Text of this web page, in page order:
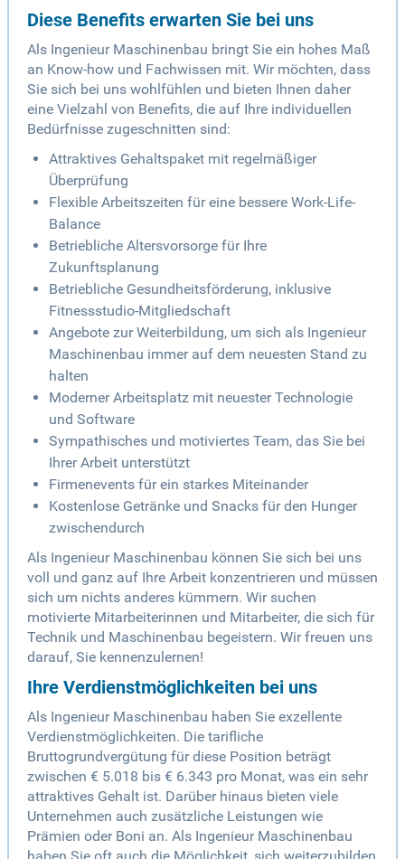
Diese Benefits erwarten Sie bei uns
Als Ingenieur Maschinenbau bringt Sie ein hohes Maß
an Know-how und Fachwissen mit. Wir möchten, dass
Sie sich bei uns wohlfühlen und bieten Ihnen daher
eine Vielzahl von Benefits, die auf Ihre individuellen
Bedürfnisse zugeschnitten sind:
Attraktives Gehaltspaket mit regelmäßiger
Überprüfung
Flexible Arbeitszeiten für eine bessere Work-Life-
Balance
Betriebliche Altersvorsorge für Ihre
Zukunftsplanung
Betriebliche Gesundheitsförderung, inklusive
Fitnessstudio-Mitgliedschaft
Angebote zur Weiterbildung, um sich als Ingenieur
Maschinenbau immer auf dem neuesten Stand zu
halten
Moderner Arbeitsplatz mit neuester Technologie
und Software
Sympathisches und motiviertes Team, das Sie bei
Ihrer Arbeit unterstützt
Firmenevents für ein starkes Miteinander
Kostenlose Getränke und Snacks für den Hunger
zwischendurch
Als Ingenieur Maschinenbau können Sie sich bei uns
voll und ganz auf Ihre Arbeit konzentrieren und müssen
sich um nichts anderes kümmern. Wir suchen
motivierte Mitarbeiterinnen und Mitarbeiter, die sich für
Technik und Maschinenbau begeistern. Wir freuen uns
darauf, Sie kennenzulernen!
Ihre Verdienstmöglichkeiten bei uns
Als Ingenieur Maschinenbau haben Sie exzellente
Verdienstmöglichkeiten. Die tarifliche
Bruttogrundvergütung für diese Position beträgt
zwischen € 5.018 bis € 6.343 pro Monat, was ein sehr
attraktives Gehalt ist. Darüber hinaus bieten viele
Unternehmen auch zusätzliche Leistungen wie
Prämien oder Boni an. Als Ingenieur Maschinenbau